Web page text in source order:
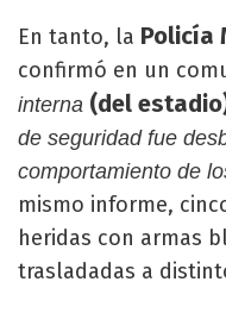
En tanto, la Policía
confirmó en un
interna (del
de seguridad fue
comportamiento de
mismo informe,
heridas con armas
trasladadas a